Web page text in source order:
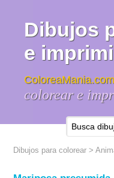
Dibujos
e
ColoreaMania.com
colorear e
Dibujos para colorear >